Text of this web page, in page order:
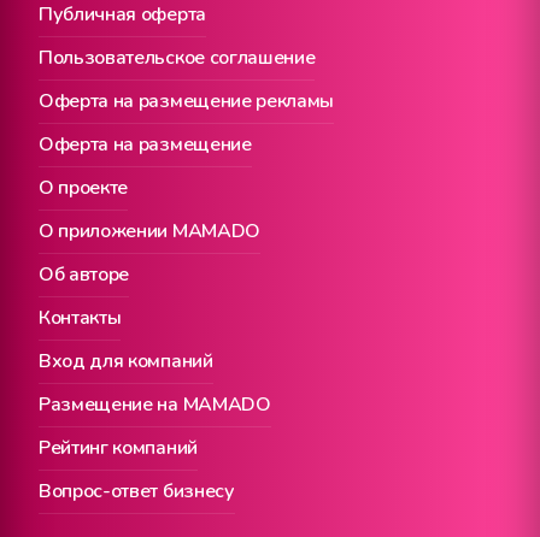
Публичная оферта
О проекте
Вход для компаний
Пользовательское соглашение
О приложении MAMADO
Размещение на MAMADO
Оферта на размещение рекламы
Об авторе
Рейтинг компаний
Оферта на размещение
Контакты
Вопрос-ответ бизнесу